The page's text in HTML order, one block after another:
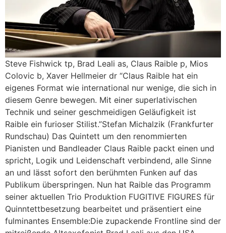
Steve Fishwick tp, Brad Leali as, Claus Raible p, Mios
Colovic b, Xaver Hellmeier dr “Claus Raible hat ein
eigenes Format wie international nur wenige, die sich in
diesem Genre bewegen. Mit einer superlativischen
Technik und seiner geschmeidigen Geläufigkeit ist
Raible ein furioser Stilist.”Stefan Michalzik (Frankfurter
Rundschau) Das Quintett um den renommierten
Pianisten und Bandleader Claus Raible packt einen und
spricht, Logik und Leidenschaft verbindend, alle Sinne
an und lässt sofort den berühmten Funken auf das
Publikum überspringen. Nun hat Raible das Programm
seiner aktuellen Trio Produktion FUGITIVE FIGURES für
Quinntettbesetzung bearbeitet und präsentiert eine
fulminantes Ensemble:Die zupackende Frontline sind der